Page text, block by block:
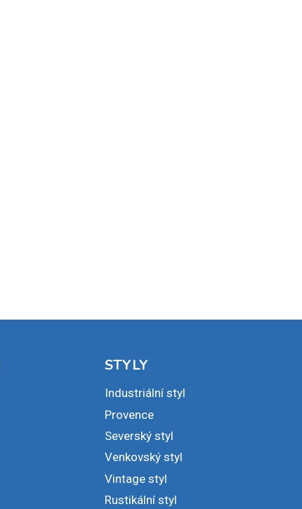
STYLY
Industriální styl
Provence
Severský styl
Venkovský styl
Vintage styl
Rustikální styl